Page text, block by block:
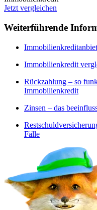
Jetzt vergleichen
Weiterführende
Immobilienkredit
Rückzahlung – so
Immobilienkredit
Zinsen – das
Fälle